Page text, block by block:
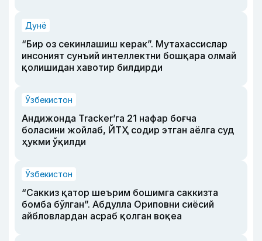
Дунё
“Бир оз секинлашиш керак”. Мутахассислар
инсоният сунъий интеллектни бошқара олмай
қолишидан хавотир билдирди
Ўзбекистон
Андижонда Tracker’га 21 нафар боғча
боласини жойлаб, ЙТҲ содир этган аёлга суд
ҳукми ўқилди
Ўзбекистон
“Саккиз қатор шеърим бошимга саккизта
бомба бўлган”. Абдулла Ориповни сиёсий
айбловлардан асраб қолган воқеа